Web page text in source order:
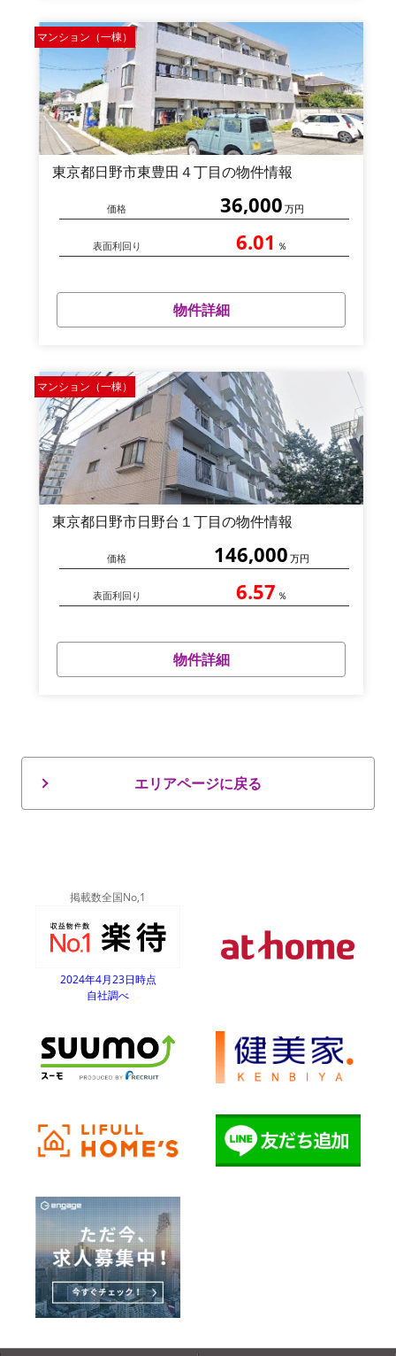
マンション（一棟）
東京都日野市東豊田４丁目の物件情報
価格 36,000 万円
表面利回り 6.01 ％
物件詳細
マンション（一棟）
東京都日野市日野台１丁目の物件情報
価格 146,000 万円
表面利回り 6.57 ％
物件詳細
エリアページに戻る
掲載数全国No,1
2024年4月23日時点
自社調べ